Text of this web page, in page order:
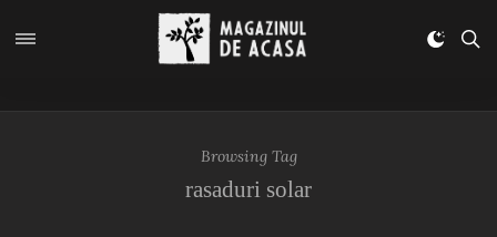
Browsing Tag
rasaduri solar